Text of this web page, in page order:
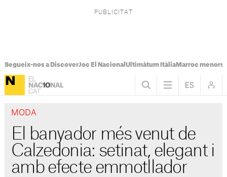
Segueix-nos a DiscoverJoc El Nacional Ultimàtum ItàliaMarroc menors
MODA
El banyador més venut de
Calzedonia: setinat, elegant i
amb efecte emmotllador